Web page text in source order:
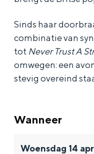
e
l
e
l
d
e
Sinds haar
combinatie van
tot Never Trust A
omwegen: een
stevig overeind
Wanneer
Woensdag 14